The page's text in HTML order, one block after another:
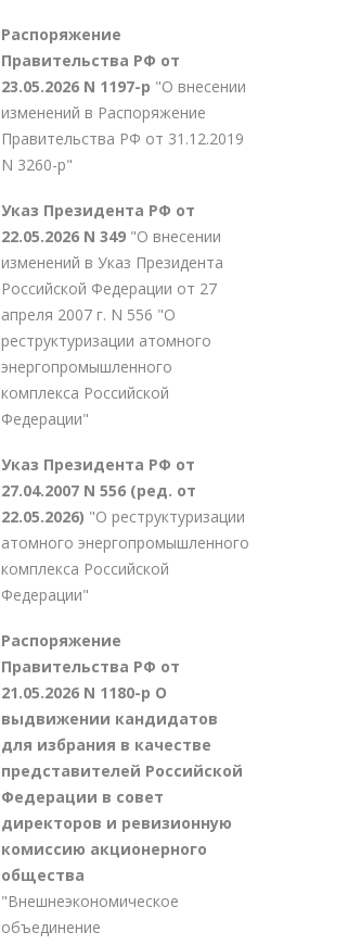
Распоряжение
Правительства РФ от
23.05.2026 N 1197-р "О внесении
изменений в Распоряжение
Правительства РФ от 31.12.2019
N 3260-р"
Указ Президента РФ от
22.05.2026 N 349 "О внесении
изменений в Указ Президента
Российской Федерации от 27
апреля 2007 г. N 556 "О
реструктуризации атомного
энергопромышленного
комплекса Российской
Федерации"
Указ Президента РФ от
27.04.2007 N 556 (ред. от
22.05.2026) "О реструктуризации
атомного энергопромышленного
комплекса Российской
Федерации"
Распоряжение
Правительства РФ от
21.05.2026 N 1180-р О
выдвижении кандидатов
для избрания в качестве
представителей Российской
Федерации в совет
директоров и ревизионную
комиссию акционерного
общества
"Внешнеэкономическое
объединение